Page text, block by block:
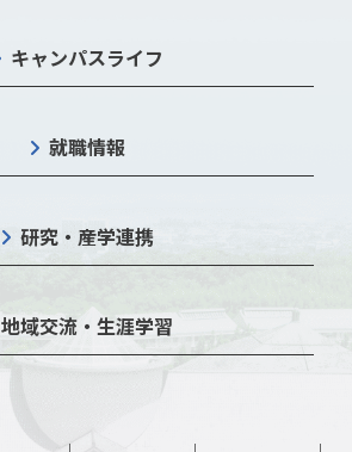
キャンパスライフ
就職情報
研究・産学連携
地域交流・生涯学習